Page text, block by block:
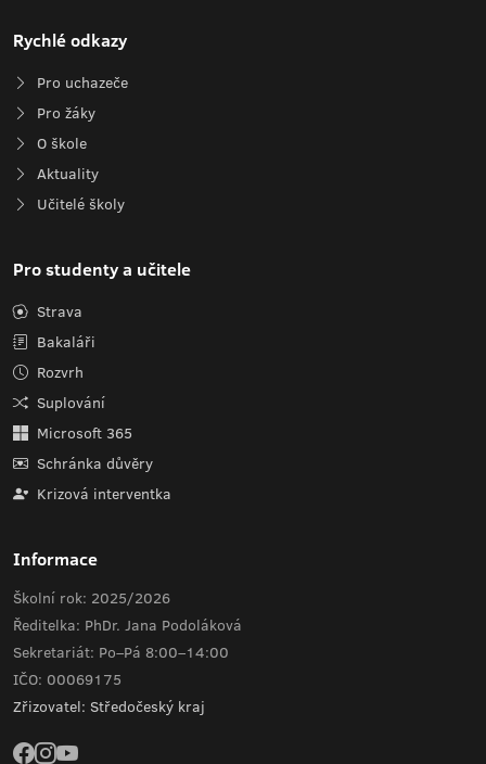
Rychlé odkazy
Pro uchazeče
Pro žáky
O škole
Aktuality
Učitelé školy
Pro studenty a učitele
Strava
Bakaláři
Rozvrh
Suplování
Microsoft 365
Schránka důvěry
Krizová interventka
Informace
Školní rok: 2025/2026
Ředitelka: PhDr. Jana Podoláková
Sekretariát: Po–Pá 8:00–14:00
IČO: 00069175
Zřizovatel: Středočeský kraj